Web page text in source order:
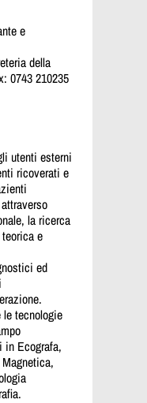
e
della
0743 210235
utenti esterni
ricoverati e
la ricerca
e
ed
tecnologie
in Ecografa,